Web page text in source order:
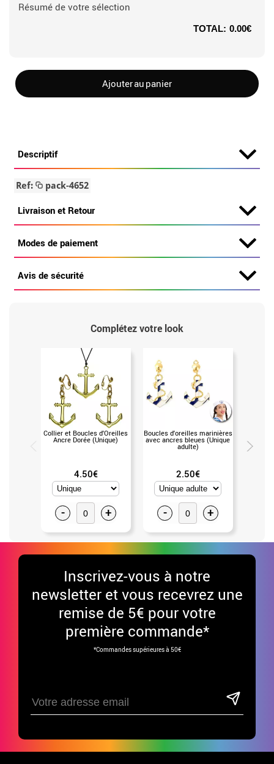
Résumé de votre sélection
TOTAL: 0.00€
Ajouter au panier
Descriptif
Ref: pack-4652
Livraison et Retour
Modes de paiement
Avis de sécurité
Complétez votre look
Collier et Boucles d'Oreilles
Ancre Dorée (Unique)
4.50€
- +
Boucles d'oreilles marinières
avec ancres bleues (Unique
adulte)
2.50€
- +
Inscrivez-vous à notre
newsletter et vous recevrez une
remise de 5€ pour votre
première commande*
*Commandes supérieures à 50€